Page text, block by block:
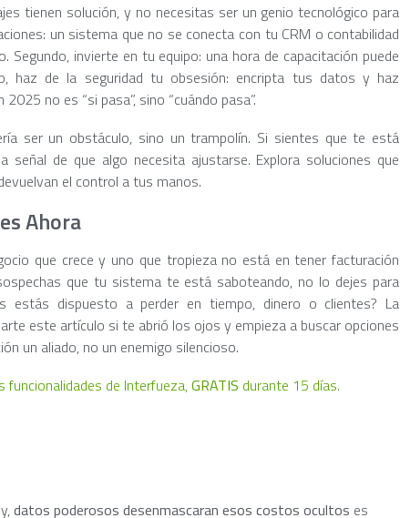
tienen solución, y no necesitas ser un genio tecnológico para
un sistema que no se conecta con tu CRM o contabilidad
Segundo, invierte en tu equipo: una hora de capacitación puede
haz de la seguridad tu obsesión: encripta tus datos y haz
no es “si pasa”, sino “cuándo pasa”.
ser un obstáculo, sino un trampolín. Si sientes que te está
de que algo necesita ajustarse. Explora soluciones que
el control a tus manos.
Ahora
que crece y uno que tropieza no está en tener facturación
que tu sistema te está saboteando, no lo dejes para
estás dispuesto a perder en tiempo, dinero o clientes? La
este artículo si te abrió los ojos y empieza a buscar opciones
un aliado, no un enemigo silencioso.
funcionalidades de Interfueza,GRATIS durante 15 días.
datos poderosos desenmascaran esos costos ocultos es